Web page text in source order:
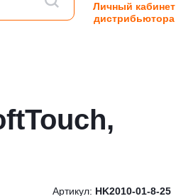
Личный кабинет
дистрибьютора
Артикул: HK2010-01-8-25